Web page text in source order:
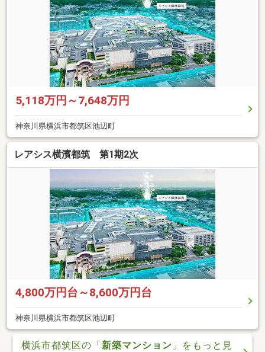
5,118万円～7,648万円
神奈川県横浜市都筑区池辺町
レアシス横濱都筑 第1期2次
4,800万円台～8,600万円台
神奈川県横浜市都筑区池辺町
横浜市都筑区の「 新築マンション 」をもっと見